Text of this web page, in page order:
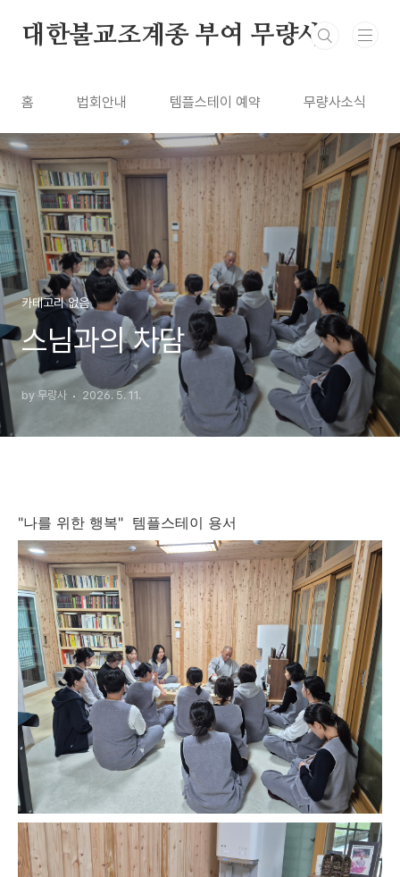
대한불교조계종 부여 무량사
홈 법회안내 템플스테이 예약 무량사소식
카테고리 없음
스님과의 차담
by 무량사 2026. 5. 11.
"나를 위한 행복" 템플스테이 용서